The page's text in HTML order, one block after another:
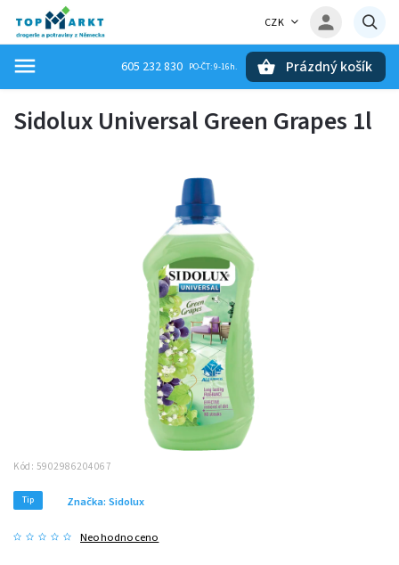
CZK
605 232 830 Prázdný košík
Sidolux Universal Green Grapes 1l
Kód: 5902986204067
Tip
Neohodnoceno
Značka: Sidolux